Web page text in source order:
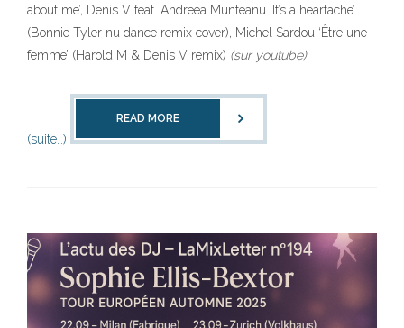
about me’, Denis V feat. Andreea Munteanu ‘It’s a heartache’
(Bonnie Tyler nu dance remix cover), Michel Sardou ‘Être une
femme’ (Harold M & Denis V remix) (sur youtube)
(suite…)
READ MORE